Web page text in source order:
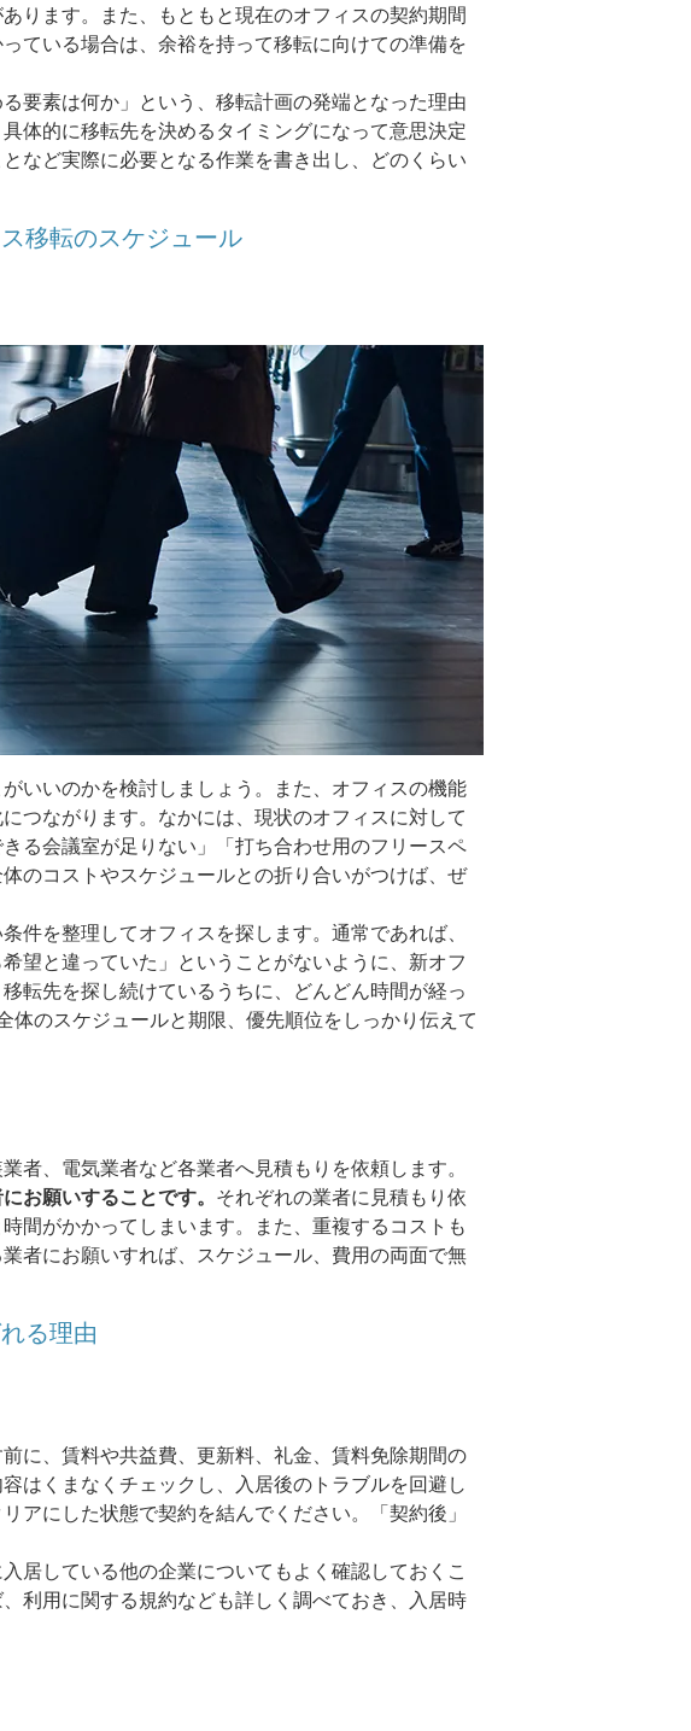
ります。また、もともと現在のオフィスの契約期間
ている場合は、余裕を持って移転に向けての準備を
要素は何か」という、移転計画の発端となった理由
体的に移転先を決めるタイミングになって意思決定
など実際に必要となる作業を書き出し、どのくらい
移転のスケジュール
いいのかを検討しましょう。また、オフィスの機能
つながります。なかには、現状のオフィスに対して
る会議室が足りない」「打ち合わせ用のフリースペ
のコストやスケジュールとの折り合いがつけば、ぜ
を整理してオフィスを探します。通常であれば、
望と違っていた」ということがないように、新オフ
転先を探し続けているうちに、どんどん時間が経っ
のスケジュールと期限、優先順位をしっかり伝えて
、電気業者など各業者へ見積もりを依頼します。
お願いすることです。 それぞれの業者に見積もり依
間がかかってしまいます。また、重複するコストも
者にお願いすれば、スケジュール、費用の両面で無
る理由
に、賃料や共益費、更新料、礼金、賃料免除期間の
はくまなくチェックし、入居後のトラブルを回避し
アにした状態で契約を結んでください。「契約後」
居している他の企業についてもよく確認しておくこ
利用に関する規約なども詳しく調べておき、入居時